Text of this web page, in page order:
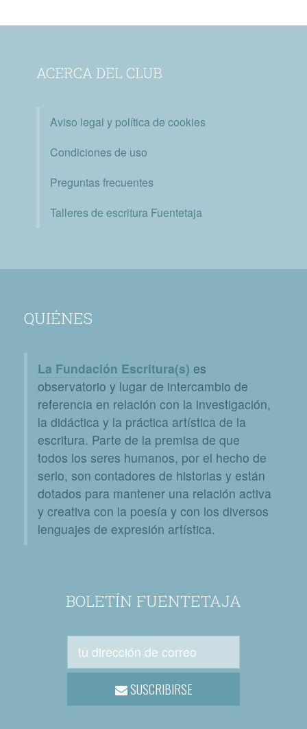
ACERCA DEL CLUB
Aviso legal y política de cookies
Condiciones de uso
Preguntas frecuentes
Talleres de escritura Fuentetaja
QUIÉNES
La Fundación Escritura(s) es
observatorio y lugar de intercambio de
referencia en relación con la investigación,
la didáctica y la práctica artística de la
escritura. Parte de la premisa de que
todos los seres humanos, por el hecho de
serlo, son contadores de historias y están
dotados para mantener una relación activa
y creativa con la poesía y con los diversos
lenguajes de expresión artística.
BOLETÍN FUENTETAJA
SUSCRIBIRSE